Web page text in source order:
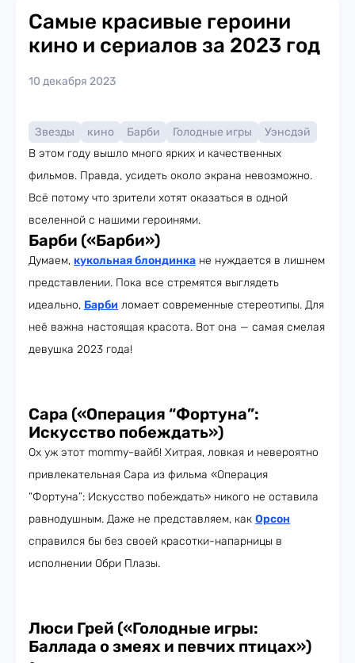
Самые красивые героини
кино и сериалов за 2023 год
10 декабря 2023
Звезды кино Барби Голодные игры
Уэнсдэй
В этом году вышло много ярких и качественных
фильмов. Правда, усидеть около экрана невозможно.
Всё потому что зрители хотят оказаться в одной
вселенной с нашими героинями.
Барби («Барби»)
Думаем, кукольная блондинка не нуждается в лишнем
представлении. Пока все стремятся выглядеть
идеально, Барби ломает современные стереотипы. Для
неё важна настоящая красота. Вот она — самая смелая
девушка 2023 года!
Сара («Операция “Фортуна”:
Искусство побеждать»)
Ох уж этот mommy-вайб! Хитрая, ловкая и невероятно
привлекательная Сара из фильма «Операция
“Фортуна”: Искусство побеждать» никого не оставила
равнодушным. Даже не представляем, как Орсон
справился бы без своей красотки-напарницы в
исполнении Обри Плазы.
Люси Грей («Голодные игры:
Баллада о змеях и певчих птицах»)